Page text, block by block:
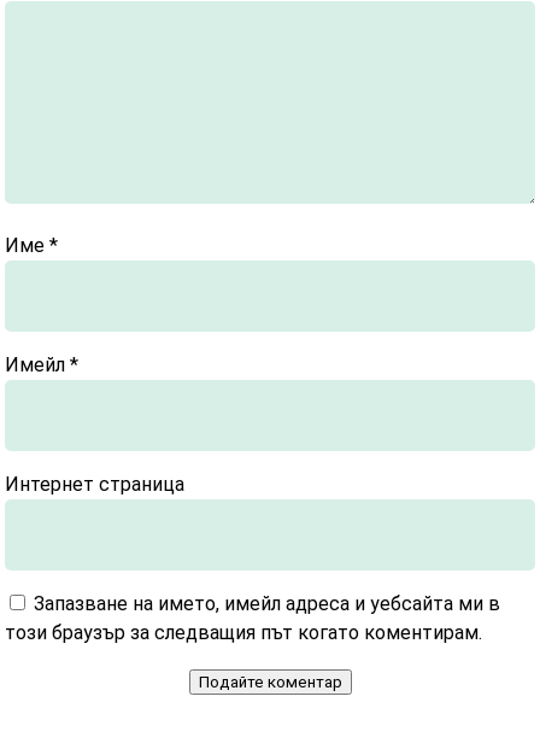
Име*
Имейл*
Интернет страница
Запазване на името, имейл адреса и уебсайта ми в
този браузър за следващия път когато коментирам.
Подайте коментар